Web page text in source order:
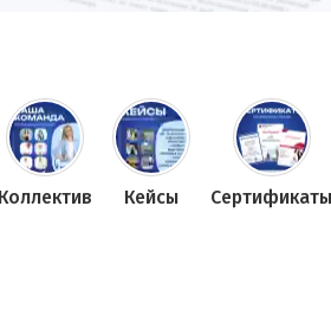
Коллектив Кейсы Сертификаты